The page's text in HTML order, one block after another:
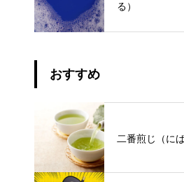
る）
おすすめ
二番煎じ（に